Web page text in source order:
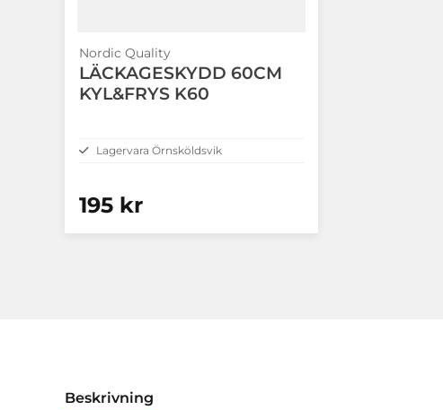
Nordic Quality
LÄCKAGESKYDD 60CM
KYL&FRYS K60
Lagervara Örnsköldsvik
195 kr
Beskrivning